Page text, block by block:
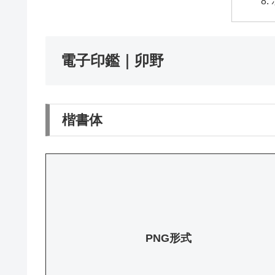
電子印鑑｜卯野
楷書体
PNG形式